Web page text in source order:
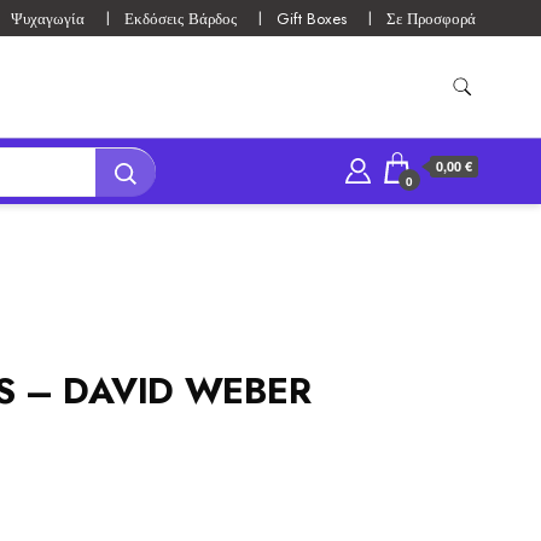
Ψυχαγωγία Εκδόσεις Βάρδος Gift Boxes Σε Προσφορά
0
0,00 €
– DAVID WEBER